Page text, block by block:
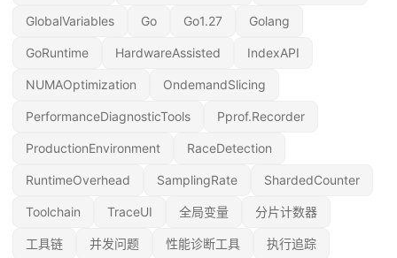
GlobalVariables Go Go1.27 Golang
GoRuntime HardwareAssisted IndexAPI
NUMAOptimization OndemandSlicing
PerformanceDiagnosticTools Pprof.Recorder
ProductionEnvironment RaceDetection
RuntimeOverhead SamplingRate ShardedCounter
Toolchain TraceUI 全局变量 分片计数器
工具链 并发问题 性能诊断工具 执行追踪